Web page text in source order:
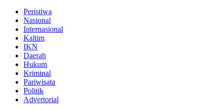
Peristiwa
Nasional
Internasional
Kaltim
IKN
Daerah
Hukum
Kriminal
Pariwisata
Politik
Advertorial